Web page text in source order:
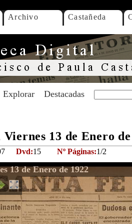
Archivo Castañeda
Explorar Destacadas
Viernes 13 de Enero
Dvd:15 Nº Páginas:1/2
13 de Enero de 1922